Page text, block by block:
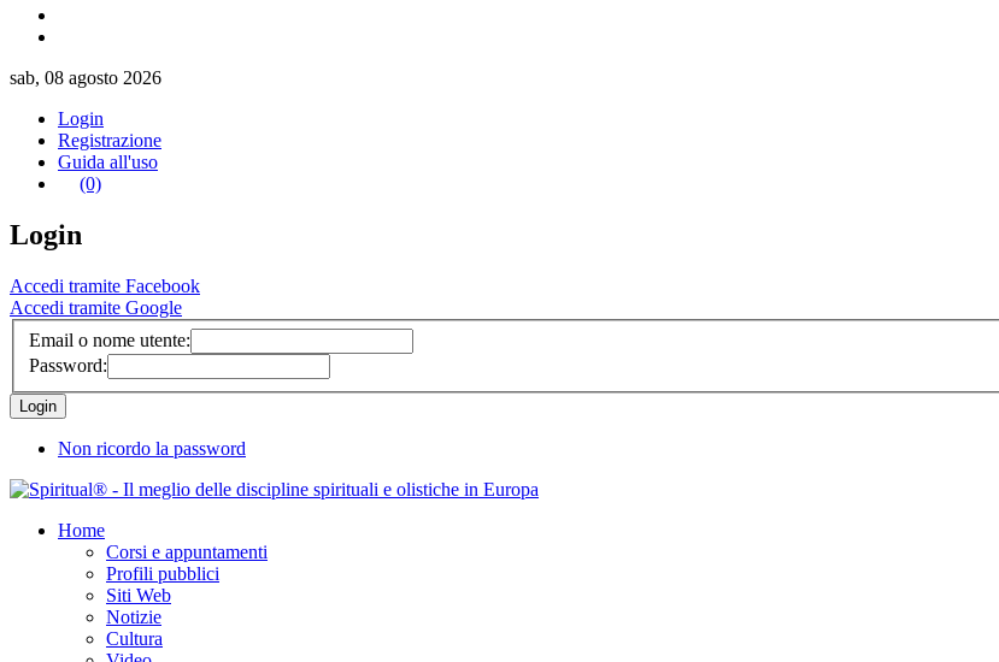
sab, 08 agosto 2026
Login
Registrazione
Guida all'uso
(0)
Login
Accedi tramite Facebook
Accedi tramite Google
Email o nome utente:
Password:
Non ricordo la password
Home
Corsi e appuntamenti
Profili pubblici
Siti Web
Notizie
Cultura